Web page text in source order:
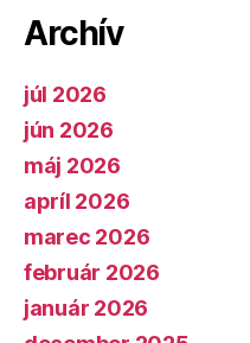
Archív
júl 2026
jún 2026
máj 2026
apríl 2026
marec 2026
február 2026
január 2026